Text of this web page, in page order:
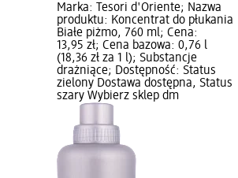
Marka: Tesori d'Oriente; Nazwa
produktu: Koncentrat do płukania
Białe piżmo, 760 ml; Cena:
13,95 zł; Cena bazowa: 0,76 l
(18,36 zł za 1 l); Substancje
drażniące; Dostępność: Status
zielony Dostawa dostępna, Status
szary Wybierz sklep dm